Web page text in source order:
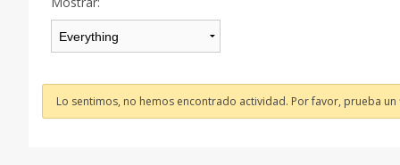
Lo sentimos, no hemos encontrado actividad. Por favor, prueba